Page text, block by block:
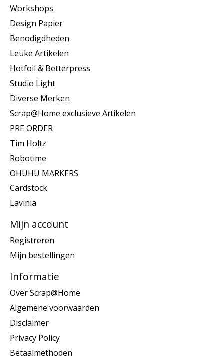
Workshops
Design Papier
Benodigdheden
Leuke Artikelen
Hotfoil & Betterpress
Studio Light
Diverse Merken
Scrap@Home exclusieve Artikelen
PRE ORDER
Tim Holtz
Robotime
OHUHU MARKERS
Cardstock
Lavinia
Mijn account
Registreren
Mijn bestellingen
Informatie
Over Scrap@Home
Algemene voorwaarden
Disclaimer
Privacy Policy
Betaalmethoden